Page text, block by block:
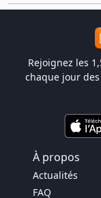
Rejoignez les
chaque jour
À propos
Actualités
FAQ